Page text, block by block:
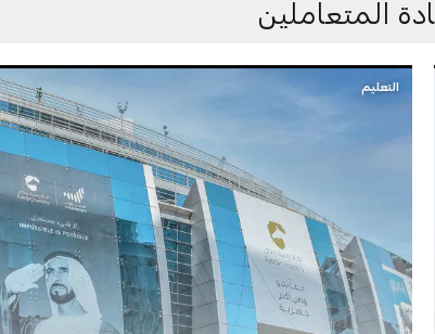
المتعاملين
التعليم